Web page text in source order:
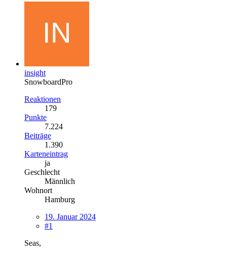
insight
SnowboardPro
Reaktionen
179
Punkte
7.224
Beiträge
1.390
Karteneintrag
ja
Geschlecht
Männlich
Wohnort
Hamburg
19. Januar 2024
#1
Seas,